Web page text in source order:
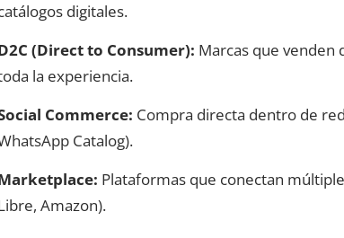
digitales.
(Direct to Consumer): Marcas que
la experiencia.
Commerce: Compra directa dentro de
Catalog).
Plataformas que conectan
Amazon).